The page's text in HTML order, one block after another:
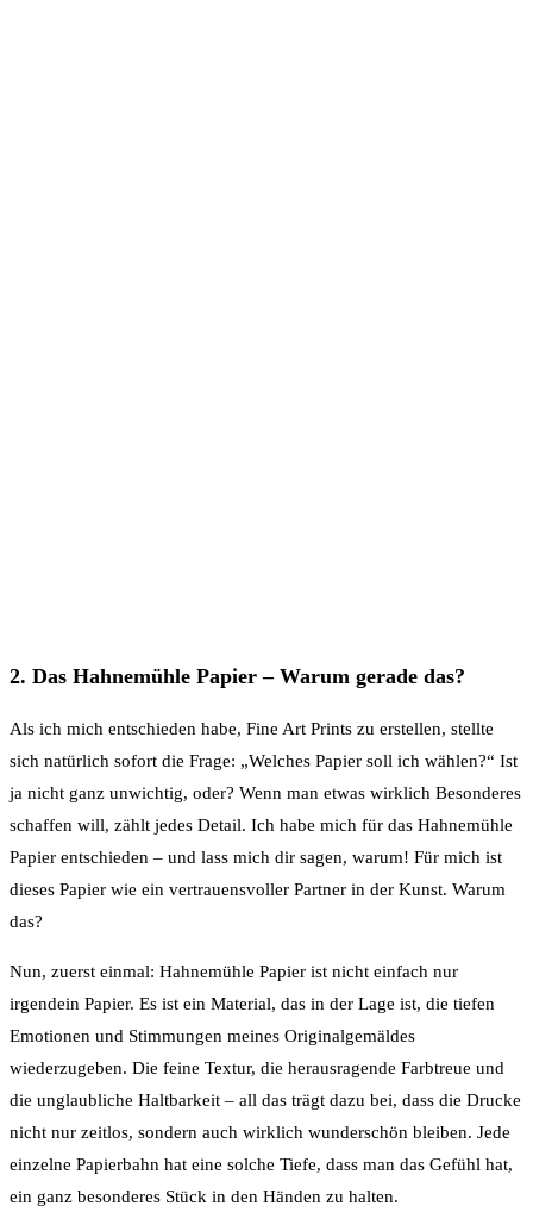
2. Das Hahnemühle Papier – Warum gerade das?
Als ich mich entschieden habe, Fine Art Prints zu erstellen, stellte
sich natürlich sofort die Frage: „Welches Papier soll ich wählen?“ Ist
ja nicht ganz unwichtig, oder? Wenn man etwas wirklich Besonderes
schaffen will, zählt jedes Detail. Ich habe mich für das Hahnemühle
Papier entschieden – und lass mich dir sagen, warum! Für mich ist
dieses Papier wie ein vertrauensvoller Partner in der Kunst. Warum
das?
Nun, zuerst einmal: Hahnemühle Papier ist nicht einfach nur
irgendein Papier. Es ist ein Material, das in der Lage ist, die tiefen
Emotionen und Stimmungen meines Originalgemäldes
wiederzugeben. Die feine Textur, die herausragende Farbtreue und
die unglaubliche Haltbarkeit – all das trägt dazu bei, dass die Drucke
nicht nur zeitlos, sondern auch wirklich wunderschön bleiben. Jede
einzelne Papierbahn hat eine solche Tiefe, dass man das Gefühl hat,
ein ganz besonderes Stück in den Händen zu halten.